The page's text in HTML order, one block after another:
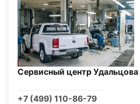
Сервисный центр Удальцова
+7 (499) 110-86-79